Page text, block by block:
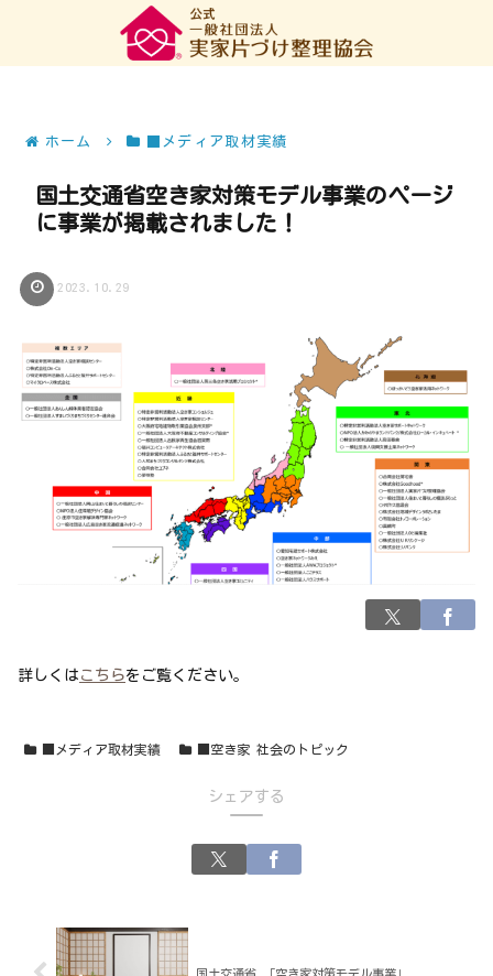
ホーム ■メディア取材実績
国土交通省空き家対策モデル事業のページ
に事業が掲載されました！
2023.10.29
詳しくは こちらをご覧ください。
■メディア取材実績 ■空き家 社会のトピック
シェアする
国土交通省 「空き家対策モデル事業」